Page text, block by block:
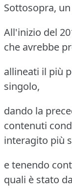
Sottosopra,
All'inizio del
che avrebbe
allineati il più
singolo,
dando la
contenuti
interagito più
e tenendo
quali è stato